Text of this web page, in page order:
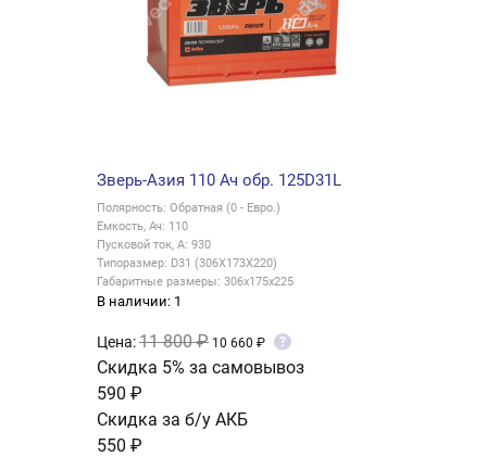
Зверь-Азия 110 Ач обр. 125D31L
Полярность: Обратная (0 - Евро.)
Емкость, Ач: 110
Пусковой ток, А: 930
Типоразмер: D31 (306X173X220)
Габаритные размеры: 306x175x225
В наличии: 1
Цена:11 800 ₽ 10 660 ₽ ?
Скидка 5% за самовывоз
590 ₽
Скидка за б/у АКБ
550 ₽